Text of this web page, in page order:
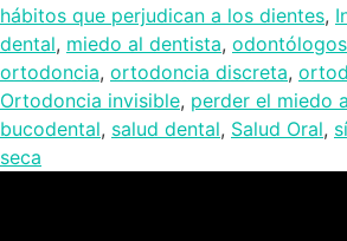
hábitos que perjudican a los dientes,
dental, miedo al dentista,
ortodoncia, ortodoncia discreta,
Ortodoncia invisible, perder el miedo
bucodental, salud dental, Salud Oral,
seca